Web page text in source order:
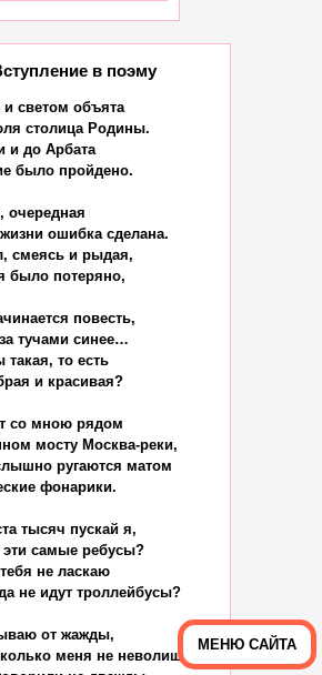
в поэму
светом объята
столица Родины.
и до Арбата
было пройдено.
очередная
ошибка сделана.
смеясь и рыдая,
было потеряно,
повесть,
тучами синее…
то есть
и красивая?
со мною рядом
мосту Москва-реки,
ругаются матом
фонарики.
тысяч пускай я,
самые ребусы?
не ласкаю
не идут троллейбусы?
от жажды,
меня не неволишь ты.
МЕНЮ САЙТА